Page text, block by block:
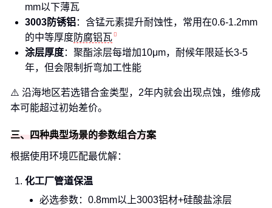
mm以下薄瓦
3003防锈铝：含锰元素提升耐蚀性，常用在0.6-1.2mm
的中等厚度防腐铝瓦
涂层厚度：聚酯涂层每增加10μm，耐候年限延长3-5
年，但会限制折弯加工性能
⚠️ 沿海地区若选错合金类型，2年内就会出现点蚀，维修成
本可能超过初始差价。
三、四种典型场景的参数组合方案
根据使用环境匹配最优解：
化工厂管道保温
必选参数：0.8mm以上3003铝材+硅酸盐涂层